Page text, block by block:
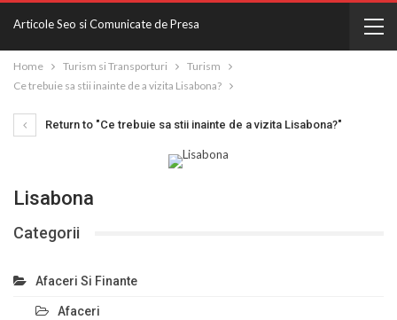
Articole Seo si Comunicate de Presa
Home Turism si Transporturi
Turism
Ce trebuie sa stii inainte de a vizita Lisabona?
Return to "Ce trebuie sa stii inainte de a vizita Lisabona?"
Lisabona
Categorii
Afaceri Si Finante
Afaceri